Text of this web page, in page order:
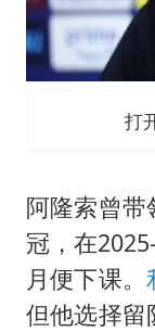
打
阿隆索曾
冠，在
月便下课。
但他选择留